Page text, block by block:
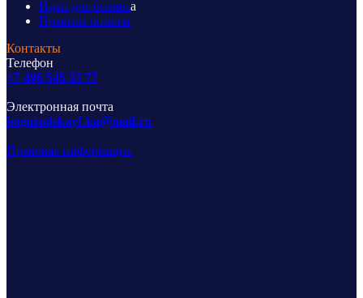
Идеи для бизнеса
Правила оплаты
Контакты
Телефон
+7 496 545 33 77
Электронная почта
bogorodskayf-ka@mail.ru
Правовая информация